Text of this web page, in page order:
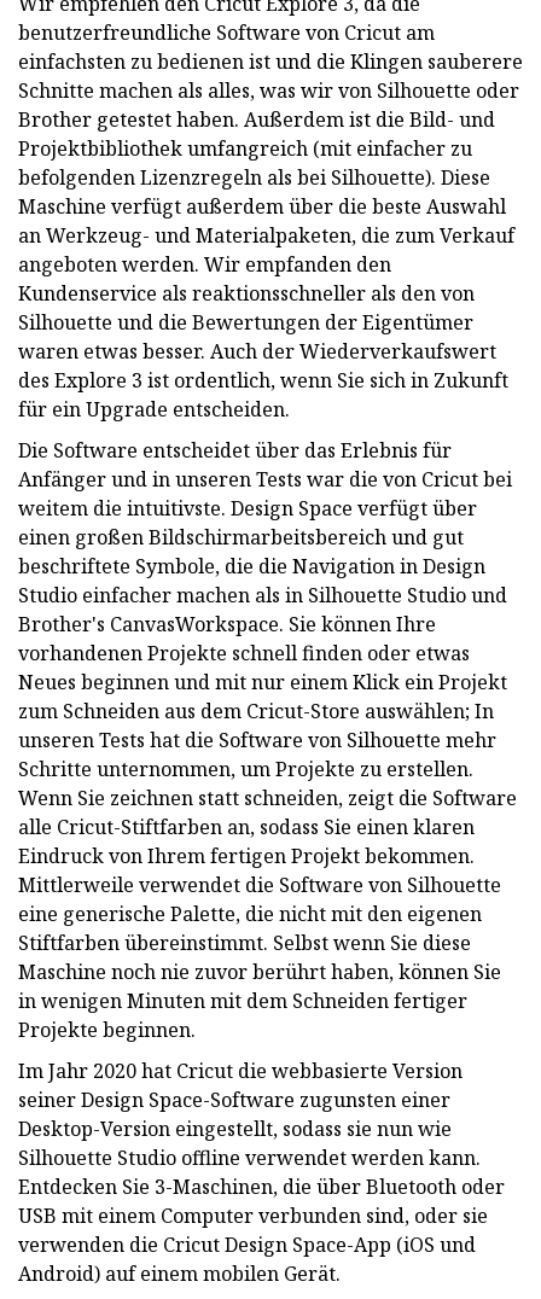
benutzerfreundliche Software von Cricut am
einfachsten zu bedienen ist und die Klingen sauberere
Schnitte machen als alles, was wir von Silhouette oder
Brother getestet haben. Außerdem ist die Bild- und
Projektbibliothek umfangreich (mit einfacher zu
befolgenden Lizenzregeln als bei Silhouette). Diese
Maschine verfügt außerdem über die beste Auswahl
an Werkzeug- und Materialpaketen, die zum Verkauf
angeboten werden. Wir empfanden den
Kundenservice als reaktionsschneller als den von
Silhouette und die Bewertungen der Eigentümer
waren etwas besser. Auch der Wiederverkaufswert
des Explore 3 ist ordentlich, wenn Sie sich in Zukunft
für ein Upgrade entscheiden.
Die Software entscheidet über das Erlebnis für
Anfänger und in unseren Tests war die von Cricut bei
weitem die intuitivste. Design Space verfügt über
einen großen Bildschirmarbeitsbereich und gut
beschriftete Symbole, die die Navigation in Design
Studio einfacher machen als in Silhouette Studio und
Brother's CanvasWorkspace. Sie können Ihre
vorhandenen Projekte schnell finden oder etwas
Neues beginnen und mit nur einem Klick ein Projekt
zum Schneiden aus dem Cricut-Store auswählen; In
unseren Tests hat die Software von Silhouette mehr
Schritte unternommen, um Projekte zu erstellen.
Wenn Sie zeichnen statt schneiden, zeigt die Software
alle Cricut-Stiftfarben an, sodass Sie einen klaren
Eindruck von Ihrem fertigen Projekt bekommen.
Mittlerweile verwendet die Software von Silhouette
eine generische Palette, die nicht mit den eigenen
Stiftfarben übereinstimmt. Selbst wenn Sie diese
Maschine noch nie zuvor berührt haben, können Sie
in wenigen Minuten mit dem Schneiden fertiger
Projekte beginnen.
Im Jahr 2020 hat Cricut die webbasierte Version
seiner Design Space-Software zugunsten einer
Desktop-Version eingestellt, sodass sie nun wie
Silhouette Studio offline verwendet werden kann.
Entdecken Sie 3-Maschinen, die über Bluetooth oder
USB mit einem Computer verbunden sind, oder sie
verwenden die Cricut Design Space-App (iOS und
Android) auf einem mobilen Gerät.